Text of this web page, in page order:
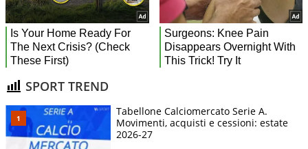
SPORT TREND
Tabellone Calciomercato Serie A.
Movimenti, acquisti e cessioni: estate
2026-27